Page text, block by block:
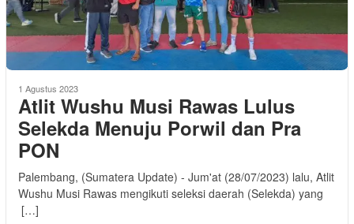
1 Agustus 2023
Atlit Wushu Musi Rawas Lulus
Selekda Menuju Porwil dan Pra
PON
Palembang, (Sumatera Update) - Jum'at (28/07/2023) lalu, Atlit
Wushu Musi Rawas mengikuti seleksi daerah (Selekda) yang
[…]